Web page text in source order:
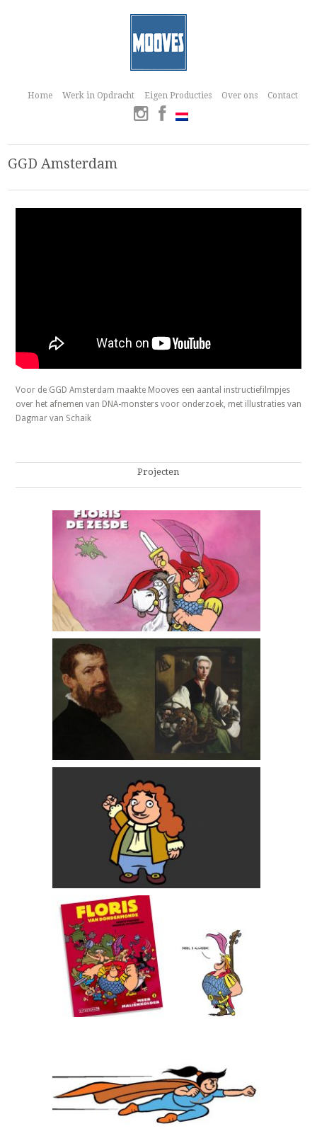
Home Werk in Opdracht Eigen Producties Over ons Contact
GGD Amsterdam
Voor de GGD Amsterdam maakte Mooves een aantal instructiefilmpjes
over het afnemen van DNA-monsters voor onderzoek, met illustraties van
Dagmar van Schaik
Projecten
Floris de zesde
Maarten van Heemskerck
Antoni van Leeuwenhoek
Meer Maliënkolder
Superseva